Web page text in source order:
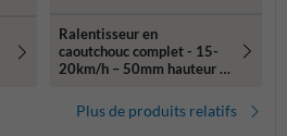
Ralentisseur en
caoutchouc complet - 15-
20km/h – 50mm hauteur –
Plus de produits relatifs